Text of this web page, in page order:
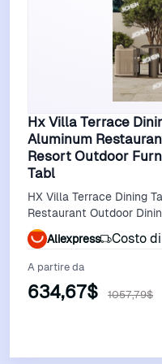
Hx Villa Terrace
Aluminum
Resort Outdoor
Tabl
HX Villa Terrace Dining
Restaurant Outdoor
Hotel Garden Dining Tabl
Aliexpress Costo
A partire da
634,67$ 1057,79$